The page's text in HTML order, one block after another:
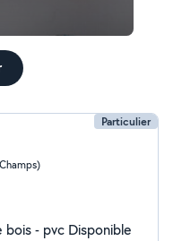
Particulier
Disponible